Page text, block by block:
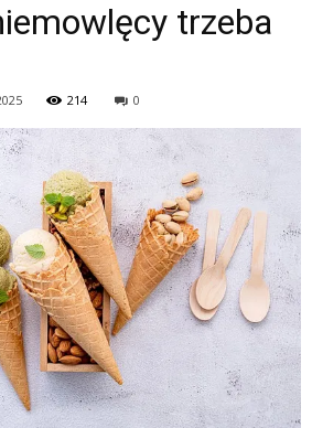
trzeba
214 0